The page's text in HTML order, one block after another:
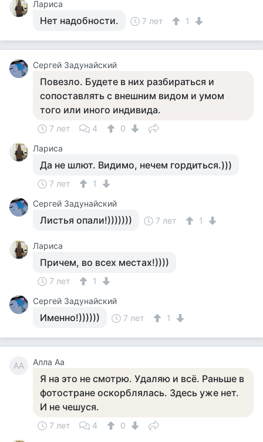
Лариса
Нет надобности. 7 лет 1
Сергей Задунайский
Повезло. Будете в них разбираться и
сопоставлять с внешним видом и умом
того или иного индивида.
7 лет 4
0
Лариса
Да не шлют. Видимо, нечем гордиться.)))
7 лет
1
Сергей Задунайский
Листья опали!))))))) 7 лет 1
Лариса
Причем, во всех местах!))))
7 лет
1
Сергей Задунайский
Именно!)))))) 7 лет 1
АА Алла Аа
Я на это не смотрю. Удаляю и всё. Раньше в
фотостране оскорблялась. Здесь уже нет.
И не чешуся.
7 лет 4
0